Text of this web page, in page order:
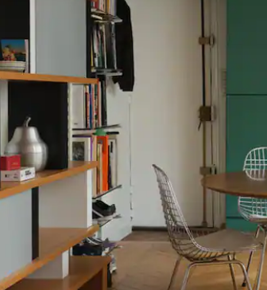
תנועות מגע או החלקה.